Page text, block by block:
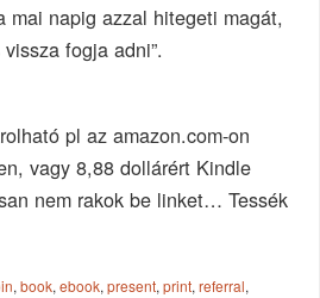
mai napig azzal hitegeti magát,
fogja adni”.
pl az amazon.com-on
vagy 8,88 dollárért Kindle
nem rakok be linket… Tessék
,book,ebook,present,print,referral,